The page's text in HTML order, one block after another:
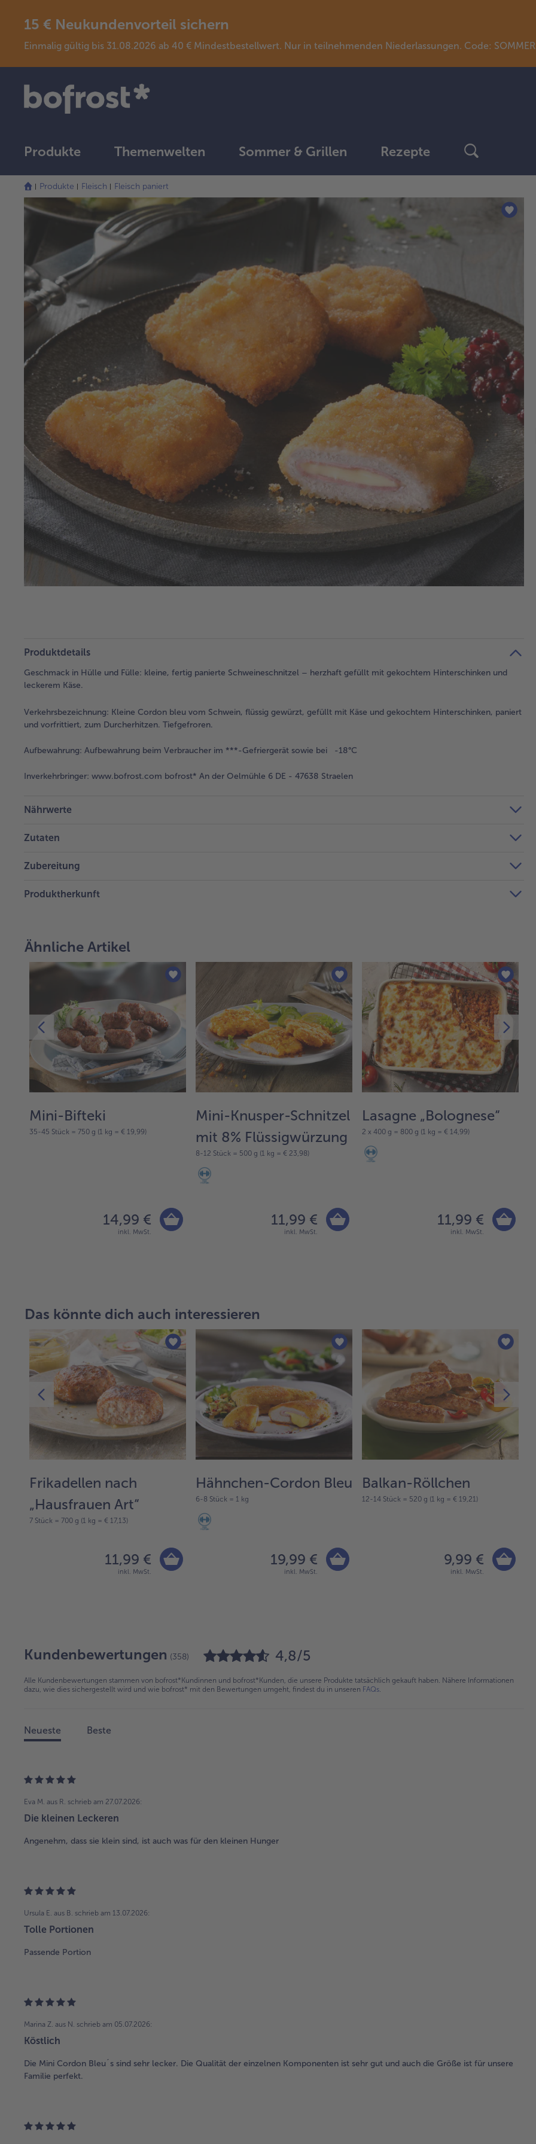
15 € Neukundenvorteil sichern
Einmalig gültig bis 31.08.2026 ab 40 € Mindestbestellwert. Nur in teilnehmenden Niederlassungen. Code:
Produkte Themenwelten Sommer & Grillen Rezepte
Produkte Fleisch Fleisch paniert
Produktdetails
Geschmack in Hülle und Fülle: kleine, fertig panierte Schweineschnitzel – herzhaft gefüllt mit gekochtem Hinterschinken und
leckerem Käse.
Verkehrsbezeichnung: Kleine Cordon bleu vom Schwein, flüssig gewürzt, gefüllt mit Käse und gekochtem Hinterschinken, paniert
und vorfrittiert, zum Durcherhitzen. Tiefgefroren.
Aufbewahrung: Aufbewahrung beim Verbraucher im ***-Gefriergerät sowie bei -18°C
Inverkehrbringer: www.bofrost.com bofrost* An der Oelmühle 6 DE - 47638 Straelen
Nährwerte
Zutaten
Zubereitung
Produktherkunft
Ähnliche Artikel
Mini-Bifteki
35-45 Stück = 750 g (1 kg = € 19,99)
14,99 €
inkl. MwSt.
Mini-Knusper-Schnitzel
mit 8% Flüssigwürzung
8-12 Stück = 500 g (1 kg = € 23,98)
11,99 €
inkl. MwSt.
Lasagne „Bolognese“
2 x 400 g = 800 g (1 kg = € 14,99)
11,99 €
inkl. MwSt.
Das könnte dich auch interessieren
Frikadellen nach
„Hausfrauen Art“
7 Stück = 700 g (1 kg = € 17,13)
11,99 €
inkl. MwSt.
Hähnchen-Cordon Bleu
6-8 Stück = 1 kg
19,99 €
inkl. MwSt.
Balkan-Röllchen
12-14 Stück = 520 g (1 kg = € 19,21)
9,99 €
inkl. MwSt.
Kundenbewertungen (358) 4,8/5
Alle Kundenbewertungen stammen von bofrost*Kundinnen und bofrost*Kunden, die unsere Produkte tatsächlich gekauft haben. Nähere Informationen
dazu, wie dies sichergestellt wird und wie bofrost* mit den Bewertungen umgeht, findest du in unseren FAQs.
Neueste Beste
Eva M. aus R. schrieb am 27.07.2026:
Die kleinen Leckeren
Angenehm, dass sie klein sind, ist auch was für den kleinen Hunger
Ursula E. aus B. schrieb am 13.07.2026:
Tolle Portionen
Passende Portion
Marina Z. aus N. schrieb am 05.07.2026:
Köstlich
Die Mini Cordon Bleu´s sind sehr lecker. Die Qualität der einzelnen Komponenten ist sehr gut und auch die Größe ist für unsere
Familie perfekt.